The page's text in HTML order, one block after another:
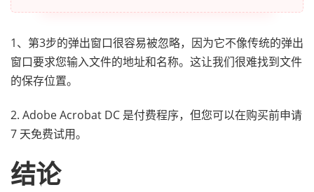
1、第3步的弹出窗口很容易被忽略，因为它不像传统的弹出
窗口要求您输入文件的地址和名称。这让我们很难找到文件
的保存位置。
2. Adobe Acrobat DC 是付费程序，但您可以在购买前申请
7 天免费试用。
结论